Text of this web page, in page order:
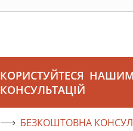
КОРИСТУЙТЕСЯ
КОНСУЛЬТАЦІЙ
БЕЗКОШТОВНА